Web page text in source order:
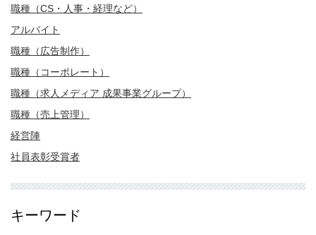
職種（CS・人事・経理など）
アルバイト
職種（広告制作）
職種（コーポレート）
職種（求人メディア 成果事業グループ）
職種（売上管理）
経営陣
社員表彰受賞者
キーワード